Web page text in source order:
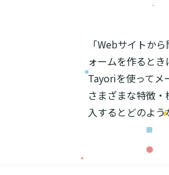
「Webサイトか
ォームを作ると
Tayoriを使ってメ
さまざまな特徴
入するとどのよ